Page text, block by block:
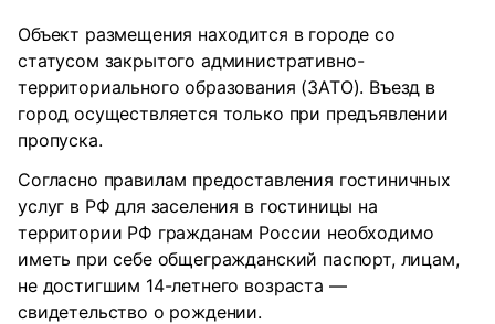
Объект размещения находится в городе со
статусом закрытого административно-
территориального образования (ЗАТО). Въезд в
город осуществляется только при предъявлении
пропуска.
Согласно правилам предоставления гостиничных
услуг в РФ для заселения в гостиницы на
территории РФ гражданам России необходимо
иметь при себе общегражданский паспорт, лицам,
не достигшим 14-летнего возраста —
свидетельство о рождении.